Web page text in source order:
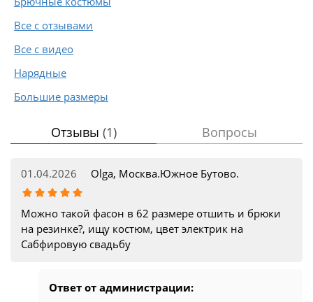
Все с отзывами
Все с видео
Нарядные
Большие размеры
Отзывы (1) Вопросы
01.04.2026 Olga, Москва.Южное Бутово.
Можно такой фасон в 62 размере отшить и брюки
на резинке?, ищу костюм, цвет электрик на
Сабфировую свадьбу
Ответ от администрации: